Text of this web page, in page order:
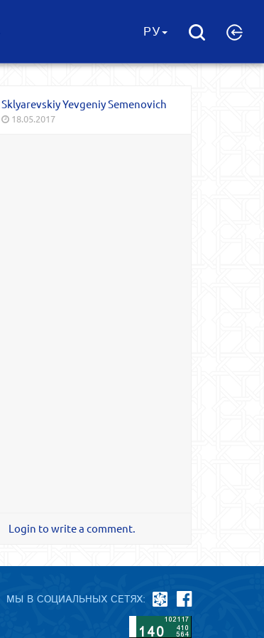
РУ
Sklyarevskiy Yevgeniy Semenovich
18.05.2017
Login to write a comment.
МЫ В СОЦИАЛЬНЫХ СЕТЯХ: